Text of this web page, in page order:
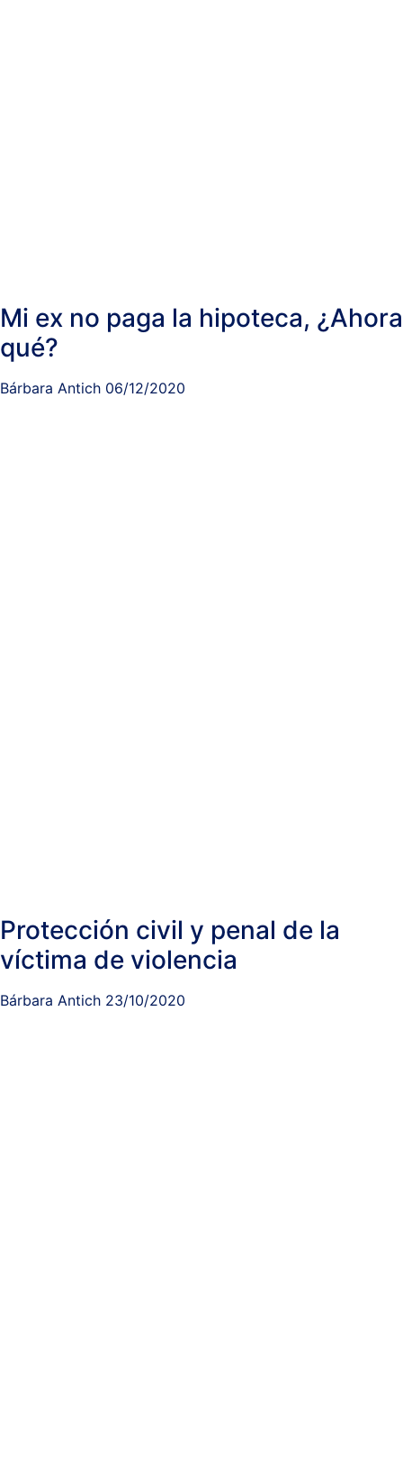
Mi ex no paga la hipoteca, ¿Ahora
qué?
Bárbara Antich 06/12/2020
Protección civil y penal de la
víctima de violencia
Bárbara Antich 23/10/2020